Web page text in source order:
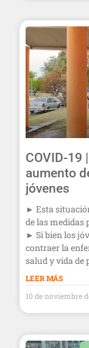
COVID-19
aumento
jóvenes
► Esta
de las medidas
► Si bien los
contraer la
salud y vida de
LEER MÁS
10 de noviembre